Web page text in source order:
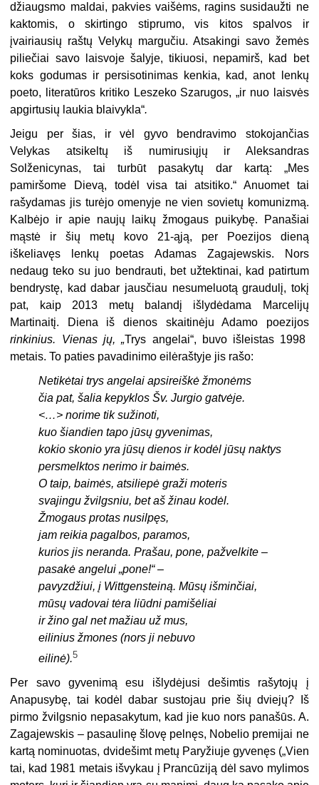
džiaugsmo maldai, pakvies vaišėms, ragins susidaužti ne
kaktomis, o skirtingo stiprumo, vis kitos spalvos ir
įvairiausių raštų Velykų margučiu. Atsakingi savo žemės
piliečiai savo laisvoje šalyje, tikiuosi, nepamirš, kad bet
koks godumas ir persisotinimas kenkia, kad, anot lenkų
poeto, literatūros kritiko Leszeko Szarugos, „ir nuo laisvės
apgirtusių laukia blaivykla“.
Jeigu per šias, ir vėl gyvo bendravimo stokojančias
Velykas atsikeltų iš numirusiųjų ir Aleksandras
Solženicynas, tai turbūt pasakytų dar kartą: „Mes
pamiršome Dievą, todėl visa tai atsitiko.“ Anuomet tai
rašydamas jis turėjo omenyje ne vien sovietų komunizmą.
Kalbėjo ir apie naujų laikų žmogaus puikybę. Panašiai
mąstė ir šių metų kovo 21-ąją, per Poezijos dieną
iškeliavęs lenkų poetas Adamas Zagajewskis. Nors
nedaug teko su juo bendrauti, bet užtektinai, kad patirtum
bendrystę, kad dabar jausčiau nesumeluotą graudulį, tokį
pat, kaip 2013 metų balandį išlydėdama Marcelijų
Martinaitį. Diena iš dienos skaitinėju Adamo poezijos
rinkinius. Vienas jų, „Trys angelai“,
buvo išleistas 1998
metais. To paties pavadinimo eilėraštyje jis rašo:
Netikėtai trys angelai apsireiškė žmonėms
čia pat, šalia kepyklos Šv. Jurgio gatvėje.
<…> norime tik sužinoti,
kuo šiandien tapo jūsų gyvenimas,
kokio skonio yra jūsų dienos ir kodėl jūsų naktys
persmelktos nerimo ir baimės.
O taip, baimės, atsiliepė graži moteris
svajingu žvilgsniu, bet aš žinau kodėl.
Žmogaus protas nusilpęs,
jam reikia pagalbos, paramos,
kurios jis neranda. Prašau, pone, pažvelkite –
pasakė angelui „pone!“ –
pavyzdžiui, į Wittgensteiną. Mūsų išminčiai,
mūsų vadovai tėra liūdni pamišėliai
ir žino gal net mažiau už mus,
eilinius žmones (nors ji nebuvo
eilinė).5
Per savo gyvenimą esu išlydėjusi dešimtis rašytojų į
Anapusybę, tai kodėl dabar sustojau prie šių dviejų? Iš
pirmo žvilgsnio nepasakytum, kad jie kuo nors panašūs. A.
Zagajewskis – pasaulinę šlovę pelnęs, Nobelio premijai ne
kartą nominuotas, dvidešimt metų Paryžiuje gyvenęs („Vien
tai, kad 1981 metais išvykau į Prancūziją dėl savo mylimos